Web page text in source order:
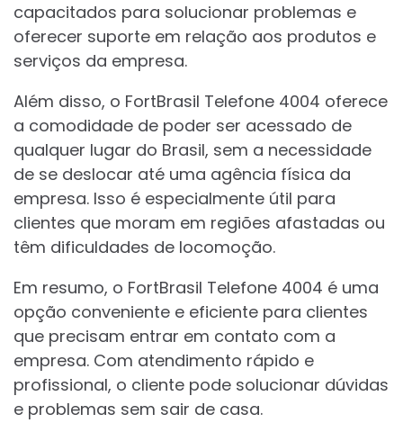
capacitados para solucionar problemas e
oferecer suporte em relação aos produtos e
serviços da empresa.
Além disso, o FortBrasil Telefone 4004 oferece
a comodidade de poder ser acessado de
qualquer lugar do Brasil, sem a necessidade
de se deslocar até uma agência física da
empresa. Isso é especialmente útil para
clientes que moram em regiões afastadas ou
têm dificuldades de locomoção.
Em resumo, o FortBrasil Telefone 4004 é uma
opção conveniente e eficiente para clientes
que precisam entrar em contato com a
empresa. Com atendimento rápido e
profissional, o cliente pode solucionar dúvidas
e problemas sem sair de casa.